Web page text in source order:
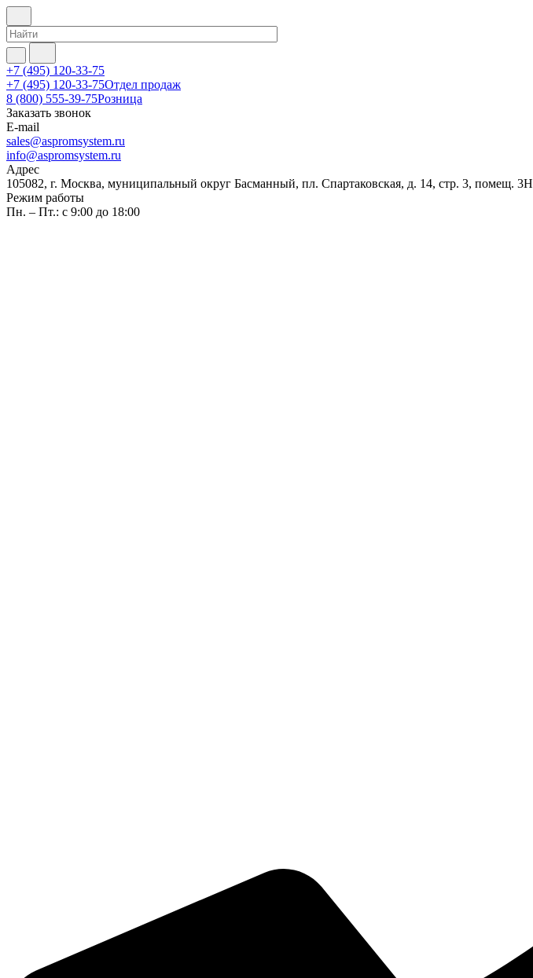
+7 (495) 120-33-75
+7 (495) 120-33-75Отдел продаж
8 (800) 555-39-75Розница
Заказать звонок
E-mail
sales@aspromsystem.ru
info@aspromsystem.ru
Адрес
105082, г. Москва, муниципальный округ Басманный, пл. Спартаковская, д. 14, стр. 3, помещ. 3Н
Режим работы
Пн. – Пт.: с 9:00 до 18:00